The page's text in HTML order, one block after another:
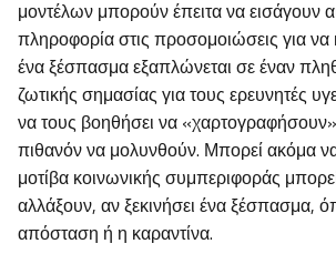
μοντέλων μπορούν έπειτα να εισάγουν
πληροφορία στις προσομοιώσεις για
ένα ξέσπασμα εξαπλώνεται σε έναν
ζωτικής σημασίας για τους ερευνητές
να τους βοηθήσει να
πιθανόν να μολυνθούν. Μπορεί ακόμα
μοτίβα κοινωνικής συμπεριφοράς
αλλάξουν, αν ξεκινήσει ένα ξέσπασμα,
απόσταση ή η καραντίνα.